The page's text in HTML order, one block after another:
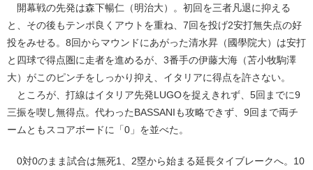
開幕戦の先発は森下暢仁（明治大）。初回を三者凡退に抑える
と、その後もテンポ良くアウトを重ね、7回を投げ2安打無失点の好
投をみせる。8回からマウンドにあがった清水昇（國學院大）は安打
と四球で得点圏に走者を進めるが、3番手の伊藤大海（苫小牧駒澤
大）がこのピンチをしっかり抑え、イタリアに得点を許さない。
ところが、打線はイタリア先発LUGOを捉えきれず、5回までに9
三振を喫し無得点。代わったBASSANIも攻略できず、9回まで両チ
ームともスコアボードに「0」を並べた。
0対0のまま試合は無死1、2塁から始まる延長タイブレークへ。10